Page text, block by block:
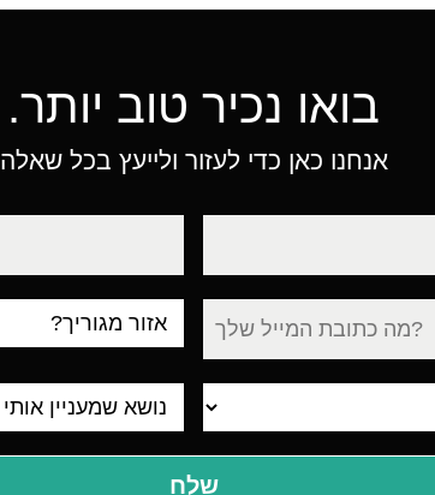
בואו נכיר טוב יותר.
אנחנו כאן כדי לעזור ולייעץ בכל שאלה
עיר
מגורים